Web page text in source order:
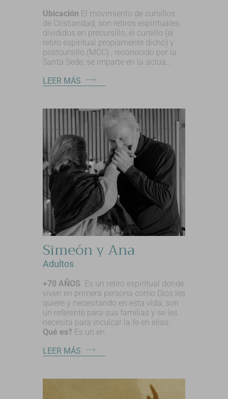
Ubicación El movimiento de cursillos
de Cristiandad, son retiros espirituales
divididos en precursillo, el cursillo (el
retiro espiritual propiamente dicho) y
postcursillo (MCC) , reconocido por la
Santa Sede, se imparte en la actua...
LEER MÁS
Simeón y Ana
Adultos
+70 AÑOS. Es un retiro espiritual donde
viven en primera persona como Dios les
quiere y necesitando en esta vida, son
un referente para sus familias y se les
necesita para inculcar la fe en ellas.
Qué es? Es un en...
LEER MÁS